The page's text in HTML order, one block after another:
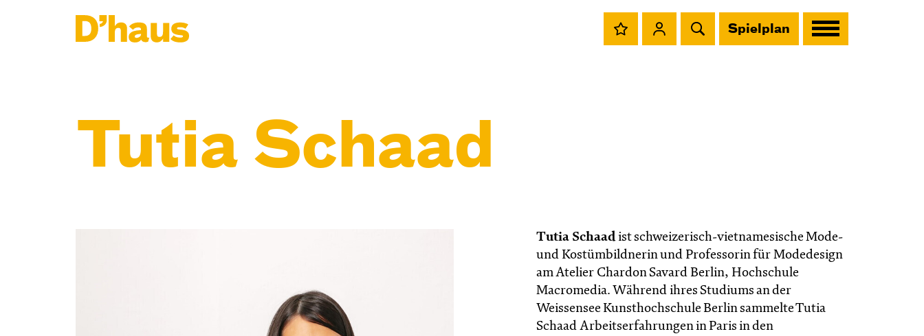
Spielplan
Tutia Schaad
Tutia Schaadist schweizerisch-vietnamesische Mode-
und Kostümbildnerin und Professorin für Modedesign
am Atelier Chardon Savard Berlin, Hochschule
Macromedia. Während ihres Studiums an der
Weissensee Kunsthochschule Berlin sammelte Tutia
Schaad Arbeitserfahrungen in Paris in den